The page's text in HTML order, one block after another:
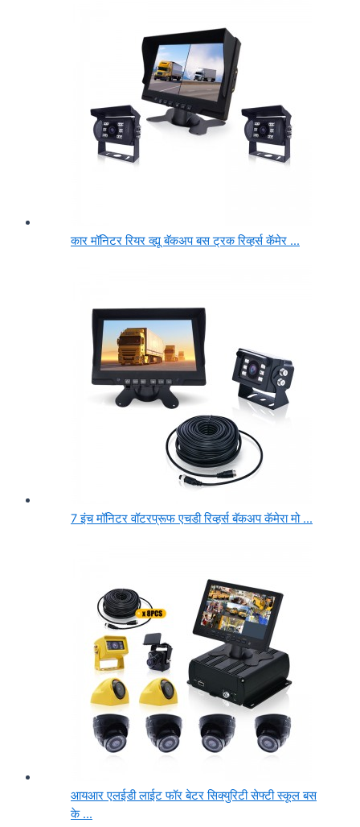
कार मॉनिटर रियर व्ह्यू बॅकअप बस ट्रक रिव्हर्स कॅमेर ...
7 इंच मॉनिटर वॉटरप्रूफ एचडी रिव्हर्स बॅकअप कॅमेरा मो ...
आयआर एलईडी लाईट फॉर बेटर सिक्युरिटी सेफ्टी स्कूल बस
के ...